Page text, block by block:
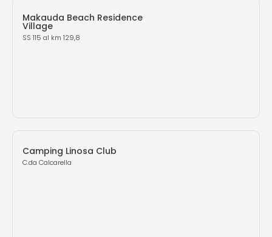
Makauda Beach Residence
Village
SS 115 al km 129,8
Camping Linosa Club
C.da Calcarella